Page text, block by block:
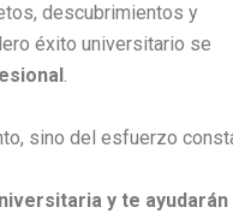
descubrimientos y
éxito universitario se
.
sino del esfuerzo
y te ayudarán